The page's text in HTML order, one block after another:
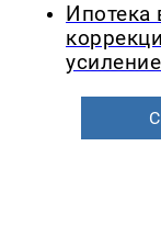
Ипотека